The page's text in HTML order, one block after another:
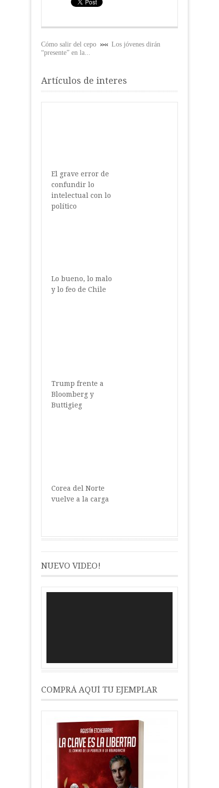
Cómo salir del cepo
Los jóvenes dirán
“presente” en la...
Artículos de interes
El grave error de
confundir lo
intelectual con lo
político
Lo bueno, lo malo
y lo feo de Chile
Trump frente a
Bloomberg y
Buttigieg
Corea del Norte
vuelve a la carga
NUEVO VIDEO!
COMPRÁ AQUÍ TU EJEMPLAR